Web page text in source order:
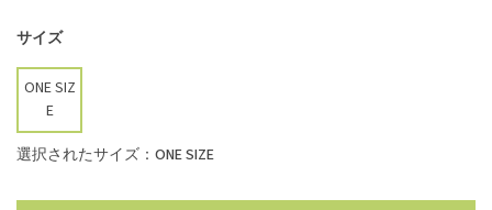
サイズ
ONE SIZ
E
選択されたサイズ：ONE SIZE